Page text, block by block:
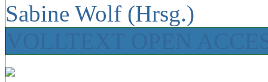
Sabine Wolf (Hrsg.)